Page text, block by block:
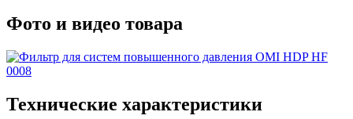
Фото и видео товара
Технические характеристики